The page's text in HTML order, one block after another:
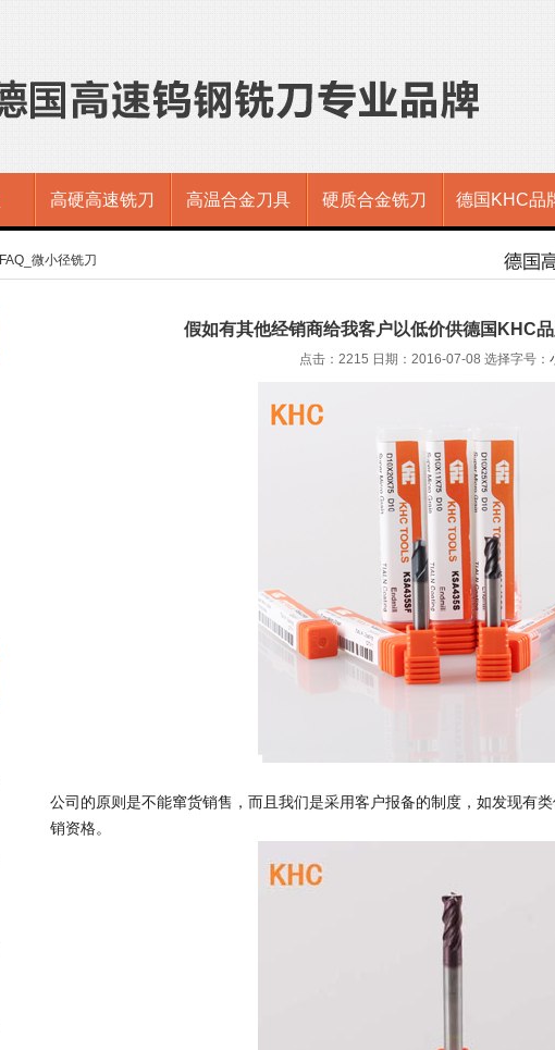
高硬高速铣刀 高温合金刀具 硬质合金铣刀 德国KHC品
FAQ_微小径铣刀
假如有其他经销商给我客户以低价供德国KHC
点击：2215 日期：2016-07-08 选择字号：
公司的原则是不能窜货销售，而且我们是采用客户报备的制度，如发现有
销资格。